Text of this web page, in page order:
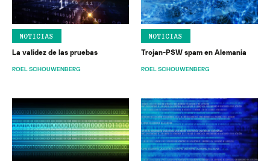
NOTICIAS
La validez de las pruebas
ROEL SCHOUWENBERG
NOTICIAS
Trojan-PSW spam en Alemania
ROEL SCHOUWENBERG